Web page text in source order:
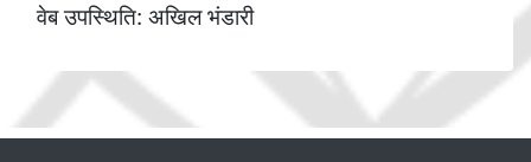
वेब उपस्थिति: अखिल भंडारी